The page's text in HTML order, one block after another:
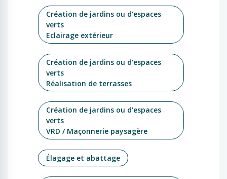
Création de jardins ou d'espaces
verts
Eclairage extérieur
Création de jardins ou d'espaces
verts
Réalisation de terrasses
Création de jardins ou d'espaces
verts
VRD / Maçonnerie paysagère
Élagage et abattage